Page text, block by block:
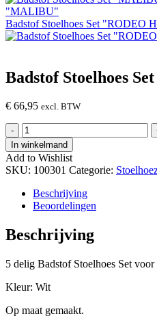
"MALIBU"
Badstof Stoelhoes Set "RODEO
Badstof Stoelhoes
€ 66,95 excl. BTW
-
Badstof
Stoelhoes
Set
"FONTANA"
hoeveelheid
In winkelmand
Add to Wishlist
SKU: 100301 Categorie:
Beschrijving
Beoordelingen
Beschrijving
5 delig Badstof Stoelhoes Set
Kleur: Wit
Op maat gemaakt.